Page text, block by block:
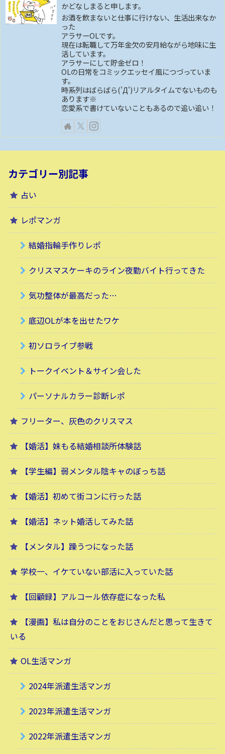
かどなしまると申します。
お酒を飲まないと仕事に行けない、生活出来なか
った
アラサーOLです。
現在は転職して万年金欠の安月給ながら地味に生
活しています。
アラサーにして貯金ゼロ！
OLの日常をコミックエッセイ風につづっていま
す。
時系列はばらばら('Д')リアルタイムでないものも
あります※
恋愛系で書けていないこともあるので追い追い！
カテゴリー別記事
占い
レポマンガ
結婚指輪手作りレポ
クリスマスケーキのライン夜勤バイト行ってきた
気功整体が最高だった…
底辺OLが本を出せたワケ
初ソロライブ参戦
トークイベント＆サイン会した
パーソナルカラー診断レポ
フリーター、灰色のクリスマス
【婚活】妹もる結婚相談所体験話
【学生編】弱メンタル陰キャのぼっち話
【婚活】初めて街コンに行った話
【婚活】ネット婚活してみた話
【メンタル】躁うつになった話
学校一、イケていない部活に入っていた話
【回顧録】アルコール依存症になった私
【漫画】私は自分のことをおじさんだと思って生きて
いる
OL生活マンガ
2024年派遣生活マンガ
2023年派遣生活マンガ
2022年派遣生活マンガ